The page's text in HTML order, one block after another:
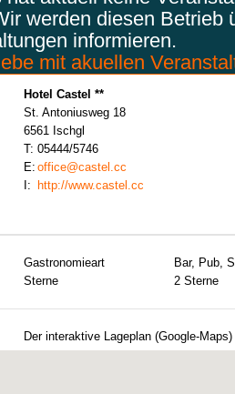
werden diesen Betrieb
informieren.
mit akuellen
Hotel Castel **
St. Antoniusweg 18
6561 Ischgl
T: 05444/5746
E: office@castel.cc
I:
http://www.castel.cc
Gastronomieart
Bar, Pub,
Sterne
2 Sterne
Der interaktive Lageplan (Google-